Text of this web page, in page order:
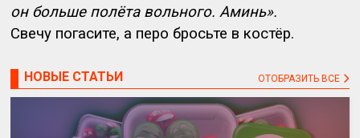
он больше полёта вольного. Аминь».
Свечу погасите, а перо бросьте в костёр.
НОВЫЕ СТАТЬИ ОТОБРАЗИТЬ ВСЕ